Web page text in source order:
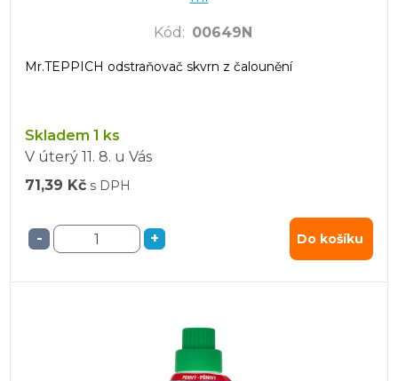
Kód : 00649N
Mr.TEPPICH odstraňovač skvrn z čalounění
Skladem 1 ks
V úterý 11. 8. u Vás
71,39 Kč s DPH
- + Do košíku